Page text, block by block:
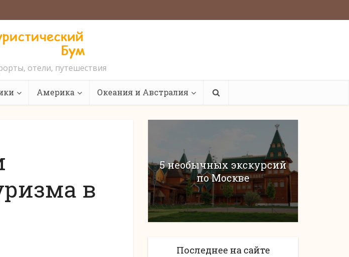
отели, путешествия
Америка Океания и Австралия
в
5 необычных экскурсий
по Москве
Последнее на сайте